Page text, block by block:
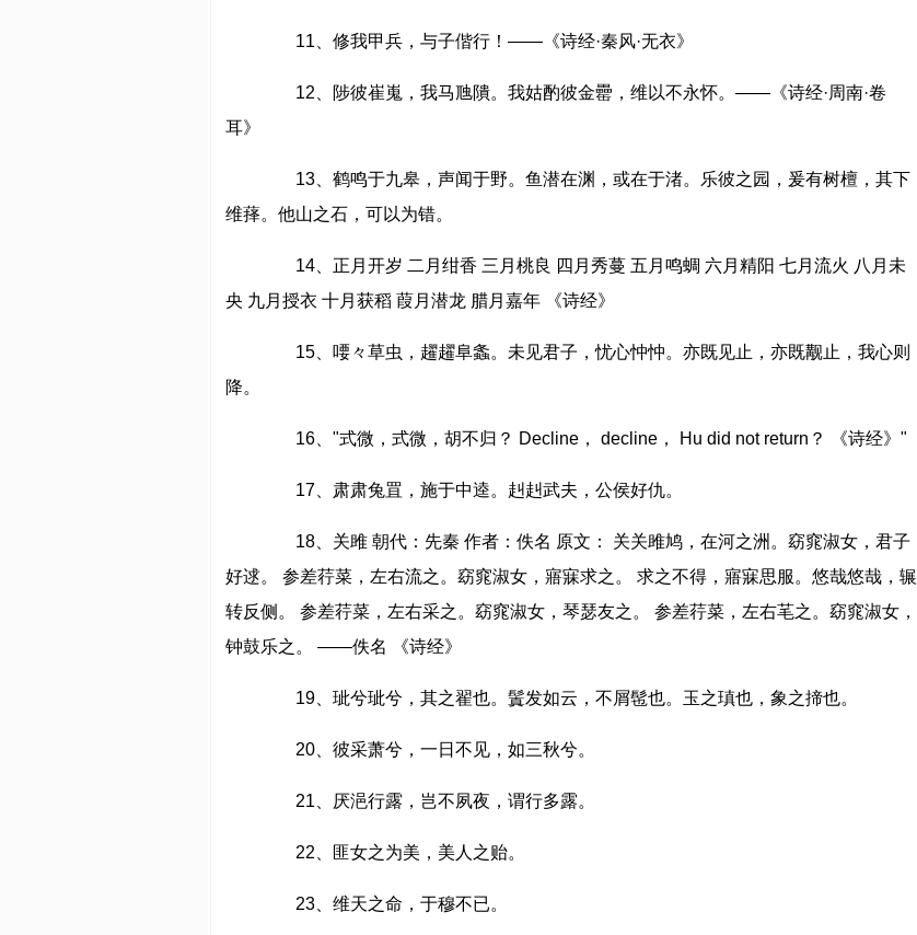
11、修我甲兵，与子偕行！——《诗经·秦风·无衣》
12、陟彼崔嵬，我马虺隤。我姑酌彼金罍，维以不永怀。——《诗经·周南·卷
耳》
13、鹤鸣于九皋，声闻于野。鱼潜在渊，或在于渚。乐彼之园，爰有树檀，其下
维萚。他山之石，可以为错。
14、正月开岁 二月绀香 三月桃良 四月秀蔓 五月鸣蜩 六月精阳 七月流火 八月未
央 九月授衣 十月获稻 葭月潜龙 腊月嘉年 《诗经》
15、喓々草虫，趯趯阜螽。未见君子，忧心忡忡。亦既见止，亦既觏止，我心则
降。
16、"式微，式微，胡不归？ Decline， decline， Hu did not return？ 《诗经》"
17、肃肃兔罝，施于中逵。赳赳武夫，公侯好仇。
18、关雎 朝代：先秦 作者：佚名 原文： 关关雎鸠，在河之洲。窈窕淑女，君子
好逑。 参差荇菜，左右流之。窈窕淑女，寤寐求之。 求之不得，寤寐思服。悠哉悠哉，辗
转反侧。 参差荇菜，左右采之。窈窕淑女，琴瑟友之。 参差荇菜，左右芼之。窈窕淑女，
钟鼓乐之。 ——佚名 《诗经》
19、玼兮玼兮，其之翟也。鬒发如云，不屑髢也。玉之瑱也，象之揥也。
20、彼采萧兮，一日不见，如三秋兮。
21、厌浥行露，岂不夙夜，谓行多露。
22、匪女之为美，美人之贻。
23、维天之命，于穆不已。